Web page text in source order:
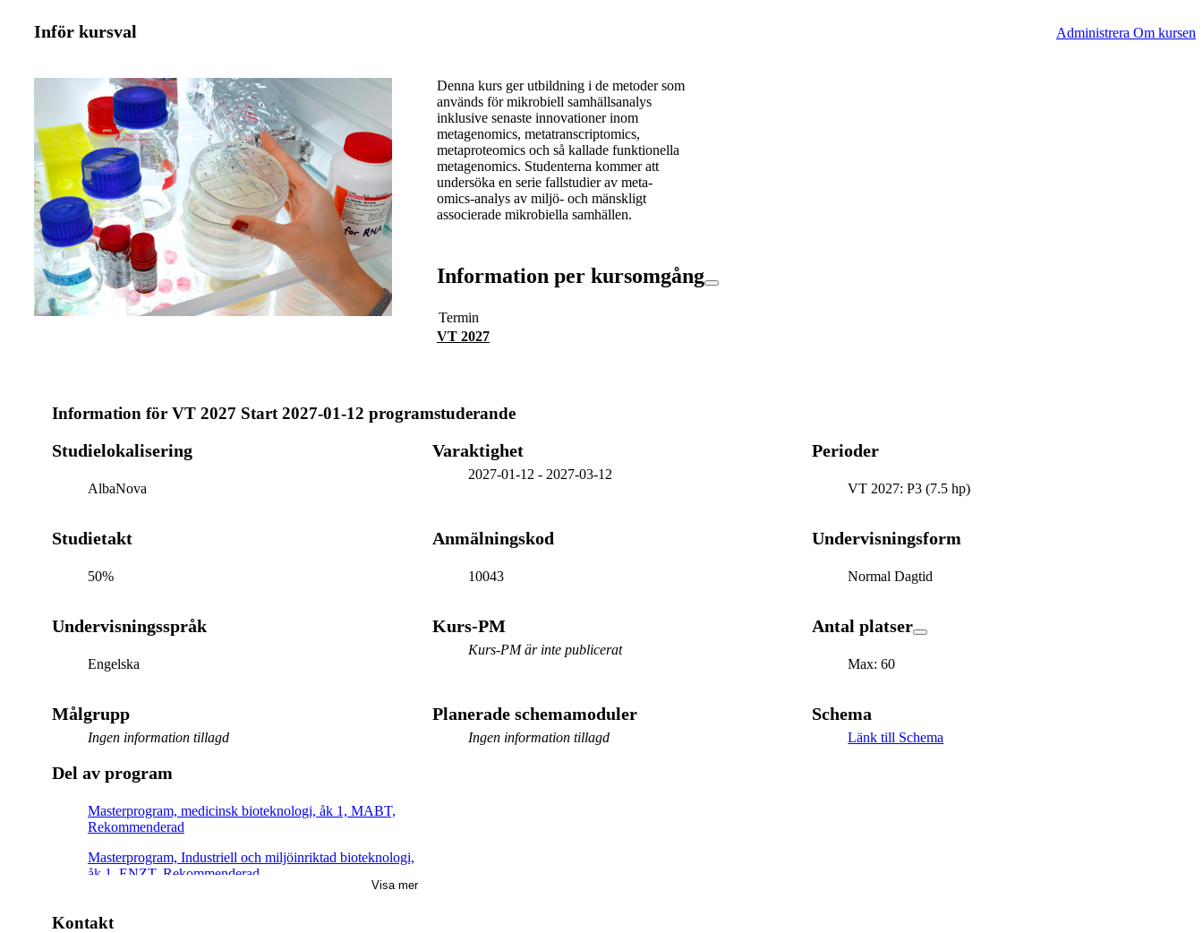
Inför kursval Administrera Om kursen
Denna kurs ger utbildning i de metoder som
används för mikrobiell samhällsanalys
inklusive senaste innovationer inom
metagenomics, metatranscriptomics,
metaproteomics och så kallade funktionella
metagenomics. Studenterna kommer att
undersöka en serie fallstudier av meta-
omics-analys av miljö- och mänskligt
associerade mikrobiella samhällen.
Information per kursomgång
Termin
VT 2027
Information för VT 2027 Start 2027-01-12 programstuderande
Studielokalisering
AlbaNova
Varaktighet
2027-01-12 - 2027-03-12
Perioder
VT 2027: P3 (7.5 hp)
Studietakt
50%
Anmälningskod
10043
Undervisningsform
Normal Dagtid
Undervisningsspråk
Engelska
Kurs-PM
Kurs-PM är inte publicerat
Antal platser
Max: 60
Målgrupp
Ingen information tillagd
Planerade schemamoduler
Ingen information tillagd
Schema
Länk till Schema
Del av program
Masterprogram, medicinsk bioteknologi, åk 1, MABT,
Rekommenderad
Masterprogram, Industriell och miljöinriktad bioteknologi,
åk 1, ENZT, Rekommenderad
Obligatorisk
Visa mer
Kontakt